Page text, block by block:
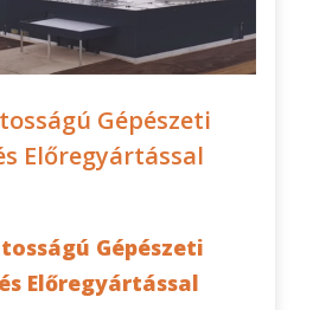
Gépészeti
Előregyártással
Gépészeti
Előregyártással